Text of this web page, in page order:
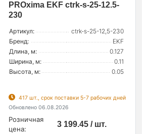
PROxima EKF ctrk-s-25-12.5-
230
Артикул:
ctrk-s-25-12,5-230
Бренд:
EKF
Длина, м:
0.127
Ширина, м:
0.11
Высота, м:
0.05
417 шт., срок поставки 5-7 рабочих дней
Обновлено 06.08.2026
Розничная
цена:
3 199.45 / шт.